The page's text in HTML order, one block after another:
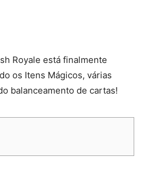
Royale está finalmente
os Itens Mágicos, várias
balanceamento de cartas!